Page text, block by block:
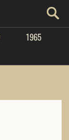
1965